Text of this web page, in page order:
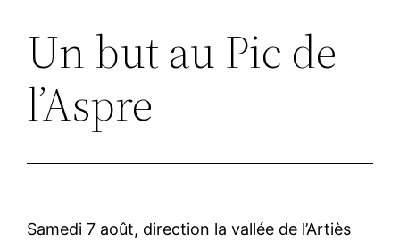
Un but au Pic de
l’Aspre
Samedi 7 août, direction la vallée de l’Artiès